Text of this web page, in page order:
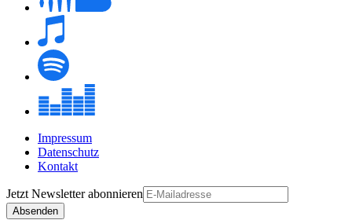
Impressum
Datenschutz
Kontakt
Jetzt Newsletterabonnieren
Absenden